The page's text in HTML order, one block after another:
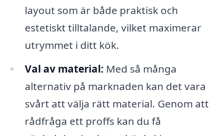
layout som är både praktisk och
estetiskt tilltalande, vilket maximerar
utrymmet i ditt kök.
Val av material: Med så många
alternativ på marknaden kan det vara
svårt att välja rätt material. Genom att
rådfråga ett proffs kan du få